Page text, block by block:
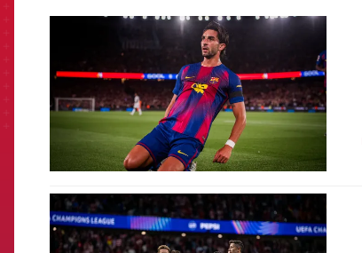
FCB Barcelona badge
FCB Barcelona badge